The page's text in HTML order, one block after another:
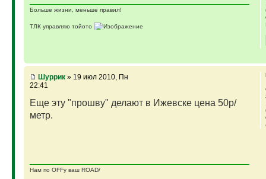
Больше жизни, меньше правил!
ТЛК управляю тойото
Шуррик» 19 июл 2010, Пн
22:41
Еще эту "прошву" делают в Ижевске цена 50р/
метр.
Нам по OFFу ваш ROAD/